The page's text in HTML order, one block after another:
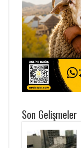
Son Gelişmeler